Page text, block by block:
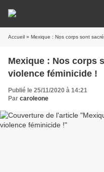
Accueil » Mexique : Nos corps sont
Mexique : Nos corps
violence féminicide !
Publié le 25/11/2020 à 14:21
Par caroleone